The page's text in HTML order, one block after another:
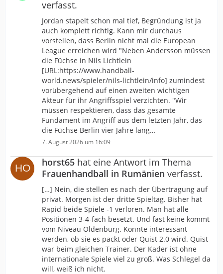
verfasst.
Jordan stapelt schon mal tief, Begründung ist ja
auch komplett richtig. Kann mir durchaus
vorstellen, dass Berlin nicht mal die European
League erreichen wird "Neben Andersson müssen
die Füchse in Nils Lichtlein
[URL:https://www.handball-
world.news/spieler/nils-lichtlein/info] zumindest
vorübergehend auf einen zweiten wichtigen
Akteur für ihr Angriffsspiel verzichten. "Wir
müssen respektieren, dass das gesamte
Fundament im Angriff aus dem letzten Jahr, das
die Füchse Berlin vier Jahre lang…
7. August 2026 um 16:09
horst65 hat eine Antwort im Thema
Frauenhandball in Rumänien verfasst.
[…] Nein, die stellen es nach der Übertragung auf
privat. Morgen ist der dritte Spieltag. Bisher hat
Rapid beide Spiele -1 verloren. Man hat alle
Positionen 3-4-fach besetzt. Und fast keine kommt
vom Niveau Oldenburg. Könnte interessant
werden, ob sie es packt oder Quist 2.0 wird. Quist
war beim gleichen Trainer. Der Kader ist ohne
internationale Spiele viel zu groß. Was Schlegel da
will, weiß ich nicht.